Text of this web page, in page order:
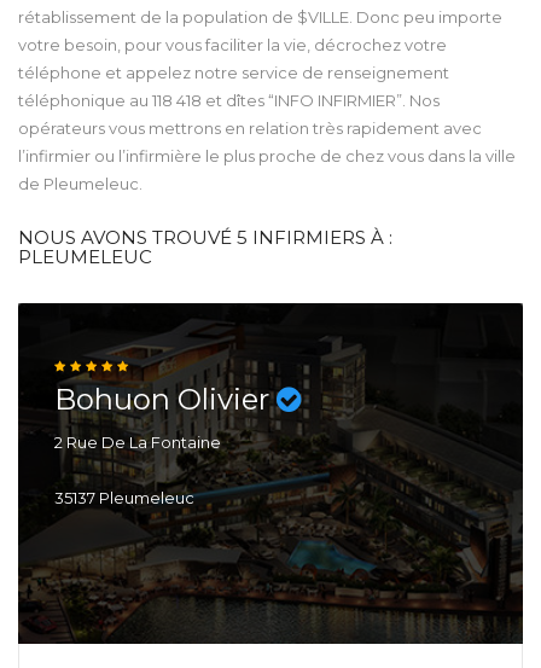
rétablissement de la population de $VILLE. Donc peu importe
votre besoin, pour vous faciliter la vie, décrochez votre
téléphone et appelez notre service de renseignement
téléphonique au 118 418 et dîtes “INFO INFIRMIER”. Nos
opérateurs vous mettrons en relation très rapidement avec
l’infirmier ou l’infirmière le plus proche de chez vous dans la ville
de Pleumeleuc.
NOUS AVONS TROUVÉ 5 INFIRMIERS À :
PLEUMELEUC
Bohuon Olivier
2 Rue De La Fontaine
35137 Pleumeleuc